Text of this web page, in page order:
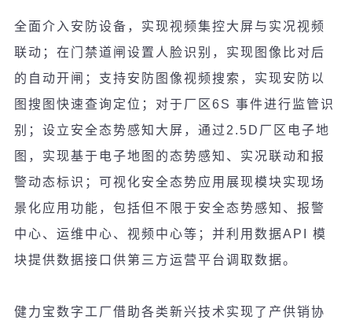
全面介入安防设备 ， 实现视频集控大屏与 实况视频
联动 ；在 门 禁道闸设置人 脸识别 ， 实现图 像比 对后
的自 动开闸 ；支持安防 图 像 视频搜索， 实现安防以
图 搜 图 快速查询 定位； 对于厂区6S 事件进行 监 管识
别 ； 设立安全态势感知大屏，通过 2.5D 厂区 电子地
图 ， 实现基于 电子地 图 的 态势感知、实况联动和报
警动态标识；可视化安全态势应用展现模块实现场
景化应用功能，包括但不限于安全态势感知、报警
中心、运维中心、视频中心等；并利用数据API 模
块提供数据接口供第三方运营平台调 取数据。
健力宝数字工厂借助各类新兴技术实现了 产供销协